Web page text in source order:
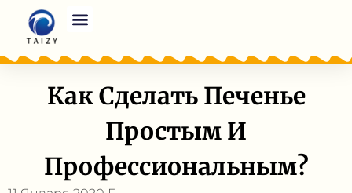
Как Сделать Печенье
Простым И
Профессиональным?